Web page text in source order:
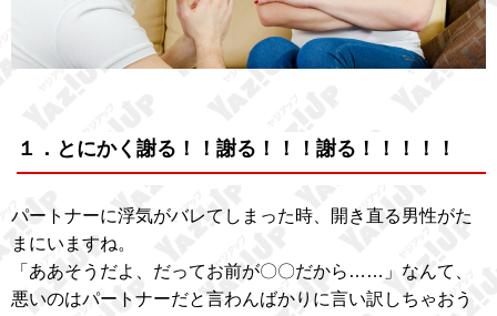
１．とにかく謝る！！謝る！！！謝る！！！！！
パートナーに浮気がバレてしまった時、開き直る男性がた
まにいますね。
「ああそうだよ、だってお前が〇〇だから……」なんて、
悪いのはパートナーだと言わんばかりに言い訳しちゃおう